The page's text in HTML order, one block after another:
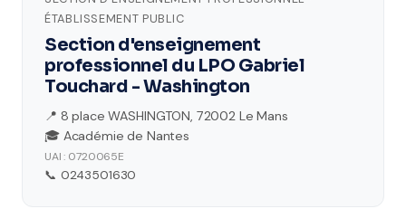
ÉTABLISSEMENT PUBLIC
Section d'enseignement
professionnel du LPO Gabriel
Touchard - Washington
📍 8 place WASHINGTON, 72002 Le Mans
🎓 Académie de Nantes
UAI : 0720065E
📞 0243501630